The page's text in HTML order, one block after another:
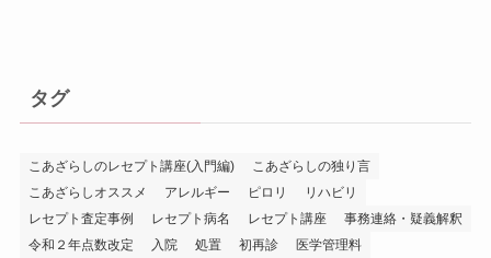
タグ
こあざらしのレセプト講座(入門編)
こあざらしの独り言
こあざらしオススメ
アレルギー ピロリ
リハビリ
レセプト査定事例
レセプト病名 レセプト講座
事務連絡・疑義解釈
令和２年点数改定
入院 処置 初再診
医学管理料